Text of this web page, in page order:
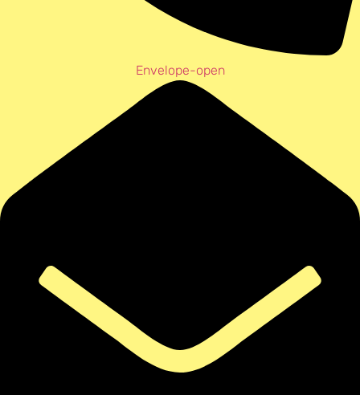
Envelope-open